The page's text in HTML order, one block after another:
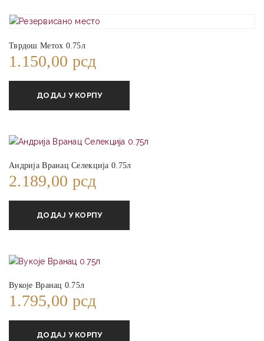
Тврдош Метох 0.75л
1.150,00 рсд
ДОДАЈ У КОРПУ
Андрија Вранац Селекција 0.75л
2.189,00 рсд
ДОДАЈ У КОРПУ
Вукоје Вранац 0.75л
1.795,00 рсд
ДОДАЈ У КОРПУ